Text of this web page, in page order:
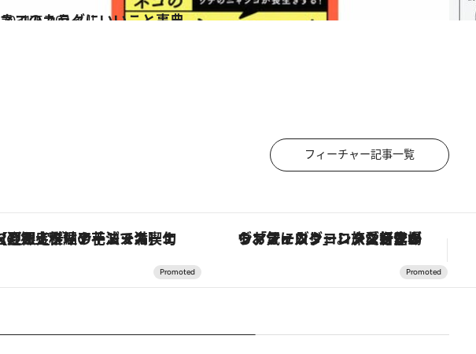
2021.5.10
ネコのカラダにいいこと事典
ライフスタイル
フィーチャー記事一覧
ヴァシュロン・コンスタンタン「オーヴァーシーズ・オートマティック」。旅愛好家のお気に入りコレクションから、ジェンダーレスな新作が登場 「大事なのは地域の意識を変えること」。ロレックス賞受賞の自然保護活動家が実現させたナイジェリアの自然環境の復活